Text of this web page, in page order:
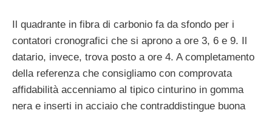
Il quadrante in fibra di carbonio fa da sfondo per i
contatori cronografici che si aprono a ore 3, 6 e 9. Il
datario, invece, trova posto a ore 4. A completamento
della referenza che consigliamo con comprovata
affidabilità accenniamo al tipico cinturino in gomma
nera e inserti in acciaio che contraddistingue buona